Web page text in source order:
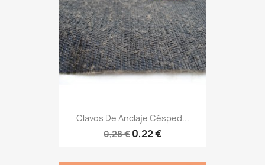
Clavos De Anclaje Césped...
0,28 € 0,22 €